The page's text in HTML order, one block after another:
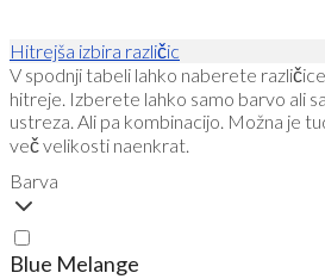
Hitrejša izbira različic
V spodnji tabeli lahko naberete
hitreje. Izberete lahko samo barvo ali
ustreza. Ali pa kombinacijo. Možna je
več velikosti naenkrat.
Barva
Blue Melange